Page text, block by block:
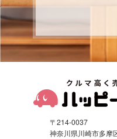
〒214-0037
神奈川県川崎市多摩